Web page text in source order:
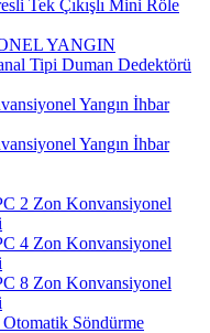
Tek Çıkışlı Mini Röle
YANGIN
Tipi Duman Dedektörü
Yangın İhbar
Yangın İhbar
2 Zon Konvansiyonel
4 Zon Konvansiyonel
8 Zon Konvansiyonel
Söndürme